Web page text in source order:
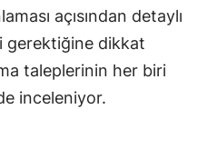
açısından detaylı
gerektiğine dikkat
taleplerinin her biri
inceleniyor.